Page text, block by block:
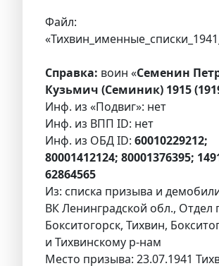
Файл:
Справка: воин «Семенин
Кузьмич (Семиник) 1915
Инф. из «Подвиг»: нет
Инф. из ВПП ID: нет
Инф. из ОБД ID: 60010229212;
80001412124; 80001376395;
62864565
Из: списка призыва и
ВК Ленинградской обл., Отдел
Бокситогорск, Тихвин,
и Тихвинскому р-нам
Место призыва: 23.07.1941